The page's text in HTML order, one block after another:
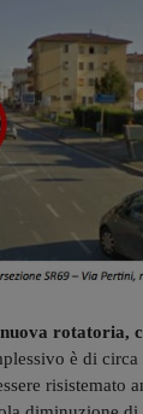
rotatoria,
è di circa
risistemato